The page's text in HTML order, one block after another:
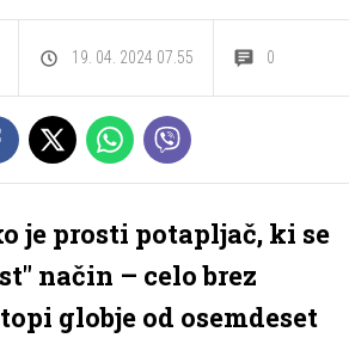
19. 04. 2024 07.55 0
je prosti potapljač, ki se
način – celo brez
globje od osemdeset